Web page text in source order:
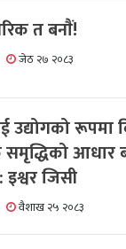
त बनाैं!
जेठ २७ २०८३
उद्योगको रूपमा
समृद्धिको आधार
जिसी
वैशाख २५ २०८३